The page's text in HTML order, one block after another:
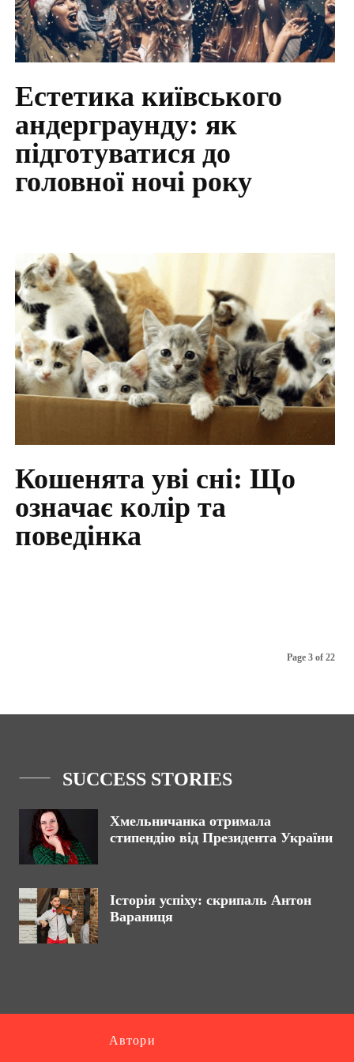
Естетика київського
андерграунду: як
підготуватися до
головної ночі року
Кошенята уві сні: Що
означає колір та
поведінка
Page 3 of 22
SUCCESS STORIES
Хмельничанка отримала
стипендію від Президента України
Історія успіху: скрипаль Антон
Вараниця
Автори